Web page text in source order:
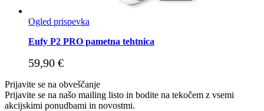
Ogled prispevka
Eufy P2 PRO pametna tehtnica
59,90 €
Prijavite se na obveščanje
Prijavite se na našo mailing listo in bodite na tekočem z vsemi
akcijskimi ponudbami in novostmi.